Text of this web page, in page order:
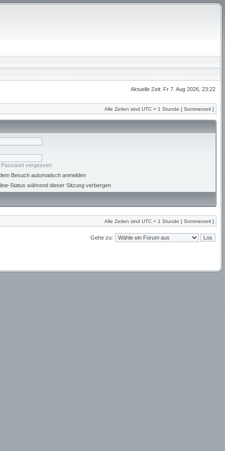
Aktuelle Zeit: Fr 7. Aug 2026, 23:22
Alle Zeiten sind UTC + 1 Stunde [ Sommerzeit ]
Passwort vergessen
Besuch automatisch anmelden
Status während dieser Sitzung verbergen
Alle Zeiten sind UTC + 1 Stunde [ Sommerzeit ]
Gehe zu: